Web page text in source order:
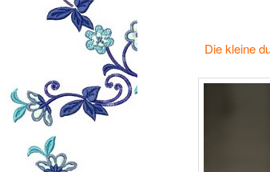
Die kleine